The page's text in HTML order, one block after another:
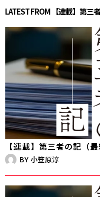
LATEST FROM 【連載】第三
【連載】第三者の記（
BY 小笠原淳